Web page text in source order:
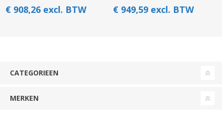
€ 908,26 excl. BTW € 949,59 excl. BTW
CATEGORIEEN
MERKEN